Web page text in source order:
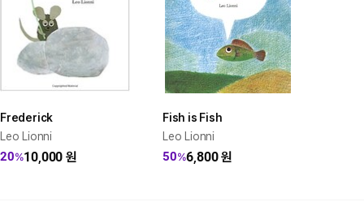
Frederick
Leo Lionni
20%10,000원
Fish is Fish
Leo Lionni
50%6,800원